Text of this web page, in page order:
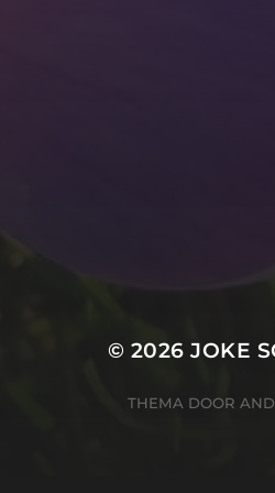
© 2026JOKE
THEMA DOOR